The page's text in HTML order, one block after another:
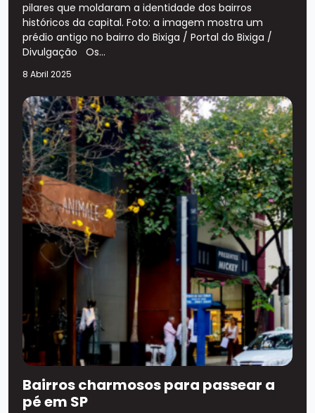
pilares que moldaram a identidade dos bairros
históricos da capital. Foto: a imagem mostra um
prédio antigo no bairro do Bixiga / Portal do Bixiga /
Divulgação Os...
8 Abril 2025
Bairros charmosos para passear a
pé em SP